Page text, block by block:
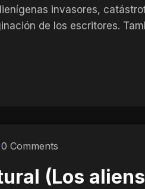
invasores,
de los escritores.
0 Comments
(Los